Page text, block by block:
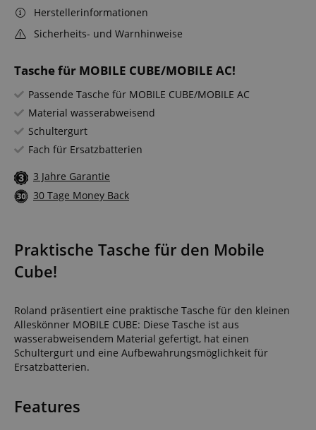
Tasche für MOBILE CUBE/MOBILE AC!
Passende Tasche für MOBILE CUBE/MOBILE AC
Material wasserabweisend
Schultergurt
Fach für Ersatzbatterien
3 Jahre Garantie
30 Tage Money Back
Herstellerinformationen
Sicherheits- und Warnhinweise
Praktische Tasche für den Mobile
Cube!
Roland präsentiert eine praktische Tasche für den kleinen
Alleskönner MOBILE CUBE: Diese Tasche ist aus
wasserabweisendem Material gefertigt, hat einen
Schultergurt und eine Aufbewahrungsmöglichkeit für
Ersatzbatterien.
Features